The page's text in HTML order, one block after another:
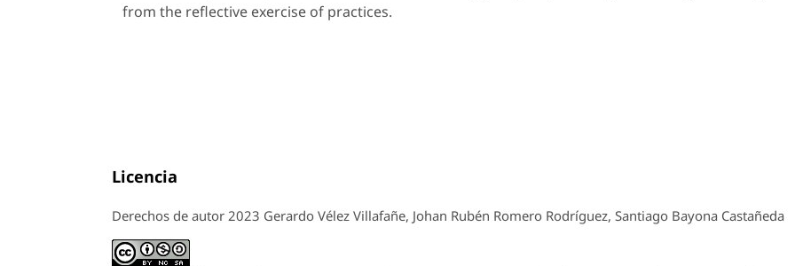
from the reflective exercise of practices.
Licencia
Derechos de autor 2023 Gerardo Vélez Villafañe, Johan Rubén Romero Rodríguez, Santiago Bayona Castañeda